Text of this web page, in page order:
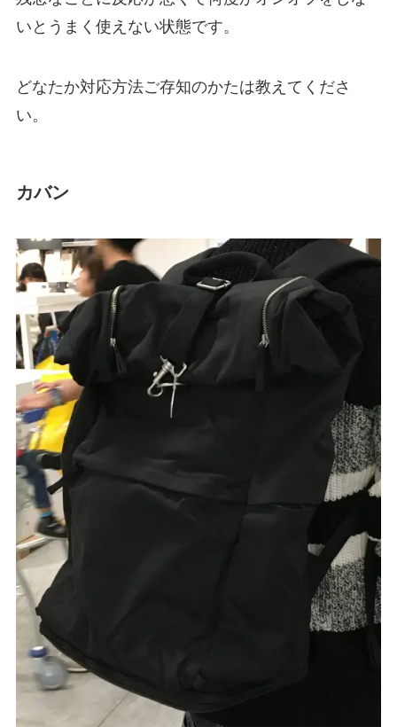
いとうまく使えない状態です。
どなたか対応方法ご存知のかたは教えてくださ
い。
カバン